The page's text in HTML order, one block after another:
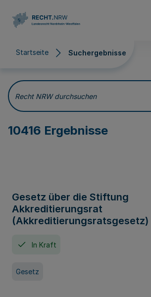
Startseite Suchergebnisse
Suchergebnisse
Recht NRW durchsuchen
10416 Ergebnisse
Gesetz über die Stiftung
Akkreditierungsrat
(Akkreditierungsratsgesetz)
In Kraft
Gesetz